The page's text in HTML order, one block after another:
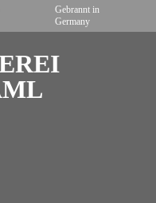
Gebrannt in
Germany